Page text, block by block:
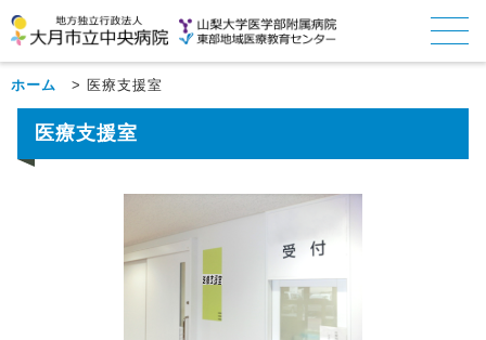
ホーム > 医療支援室
医療支援室